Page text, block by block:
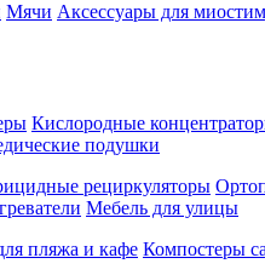
Мячи Аксессуары для
Кислородные
подушки
рециркуляторы
Мебель для улицы
пляжа и кафе Компостеры